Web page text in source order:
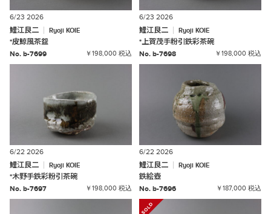
6/23 2026
鯉江良二
Ryoji KOIE
*皮鯨風茶盌
No. b-7699
￥198,000 税込
6/23 2026
鯉江良二
Ryoji KOIE
*上賀茂手粉引鉄彩茶碗
No. b-7698
￥198,000 税込
6/22 2026
鯉江良二
Ryoji KOIE
*木野手鉄彩粉引茶碗
No. b-7697
￥198,000 税込
6/22 2026
鯉江良二
Ryoji KOIE
鉄絵壺
No. b-7696
￥187,000 税込